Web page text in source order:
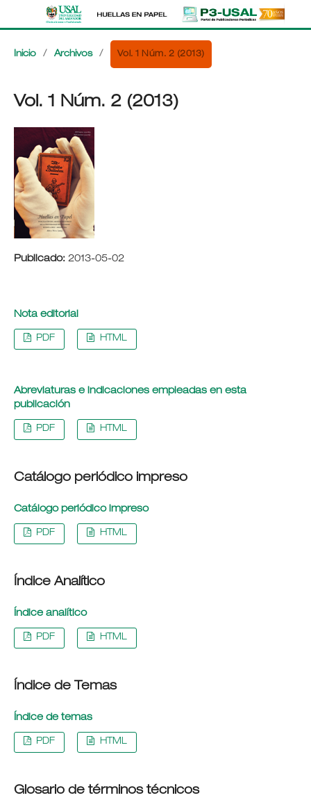
Inicio / Archivos / Vol. 1 Núm. 2 (2013)
Vol. 1 Núm. 2 (2013)
Publicado: 2013-05-02
Nota editorial
PDF HTML
Abreviaturas e indicaciones empleadas en esta
publicación
PDF HTML
Catálogo periódico impreso
Catálogo periódico impreso
PDF HTML
Índice Analítico
Índice analítico
PDF HTML
Índice de Temas
Índice de temas
PDF HTML
Glosario de términos técnicos